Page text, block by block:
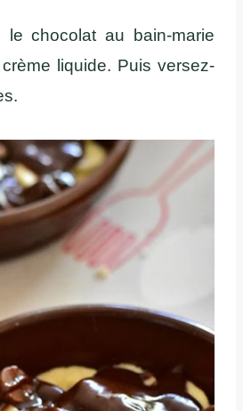
le chocolat au bain-marie
liquide. Puis versez-